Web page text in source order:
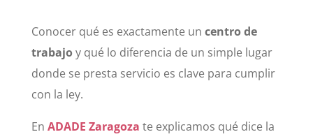
Conocer qué es exactamente un centro de
trabajoy qué lo diferencia de un simple lugar
donde se presta servicio es clave para cumplir
con la ley.
En ADADE Zaragoza te explicamos qué dice la